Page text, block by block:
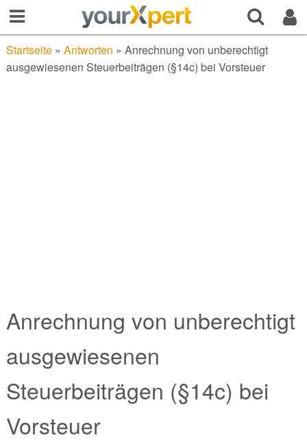
Startseite» Antworten » Anrechnung von unberechtigt
ausgewiesenen Steuerbeiträgen (§14c) bei Vorsteuer
Anrechnung von unberechtigt
ausgewiesenen
Steuerbeiträgen (§14c) bei
Vorsteuer